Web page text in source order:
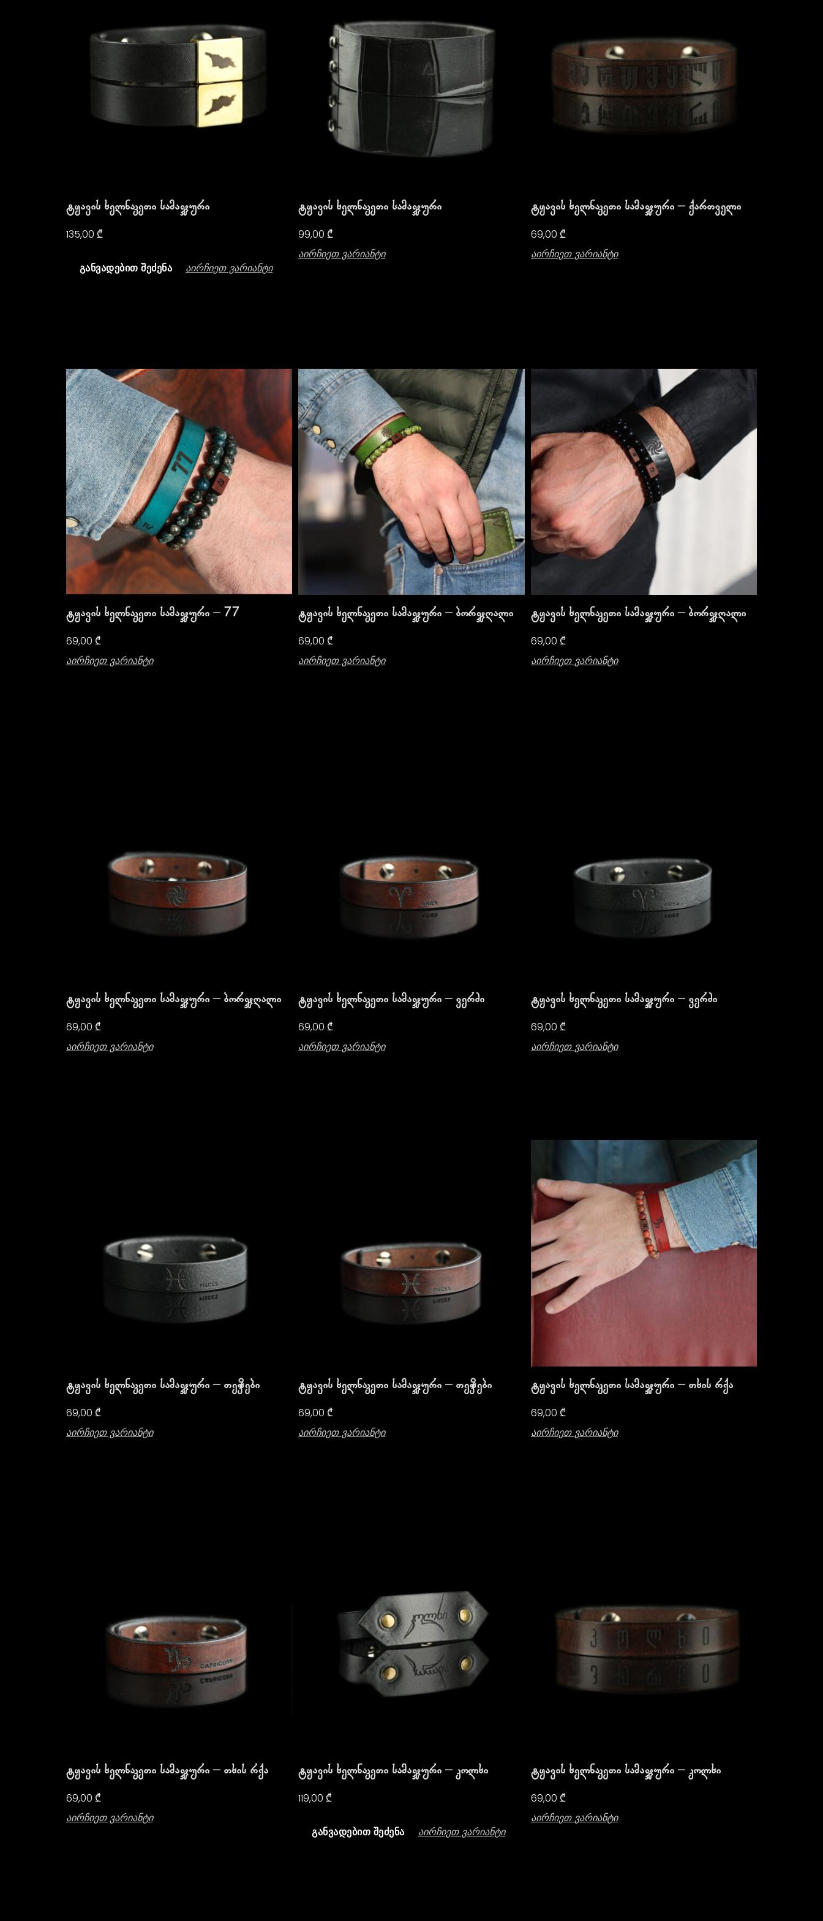
Ტყავის Ხელნაკეთი Სამაჯური
135,00 ₾
ᲒᲐᲜᲕᲐᲓᲔᲑᲘᲗ ᲨᲔᲫᲔᲜᲐ Აირჩიეთ Ვარიანტი
Ტყავის Ხელნაკეთი Სამაჯური
99,00₾
Აირჩიეთ Ვარიანტი
Ტყავის Ხელნაკეთი Სამაჯური – Ქართველი
69,00 ₾
Აირჩიეთ Ვარიანტი
Ტყავის Ხელნაკეთი Სამაჯური – 77
69,00 ₾
Აირჩიეთ Ვარიანტი
Ტყავის Ხელნაკეთი Სამაჯური – Ბორჯღალი
69,00₾
Აირჩიეთ Ვარიანტი
Ტყავის Ხელნაკეთი Სამაჯური – Ბორჯღალი
69,00 ₾
Აირჩიეთ Ვარიანტი
Ტყავის Ხელნაკეთი Სამაჯური – Ბორჯღალი
69,00 ₾
Აირჩიეთ Ვარიანტი
Ტყავის Ხელნაკეთი Სამაჯური – Ვერძი
69,00₾
Აირჩიეთ Ვარიანტი
Ტყავის Ხელნაკეთი Სამაჯური – Ვერძი
69,00 ₾
Აირჩიეთ Ვარიანტი
Ტყავის Ხელნაკეთი Სამაჯური – Თევზები
69,00 ₾
Აირჩიეთ Ვარიანტი
Ტყავის Ხელნაკეთი Სამაჯური – Თევზები
69,00₾
Აირჩიეთ Ვარიანტი
Ტყავის Ხელნაკეთი Სამაჯური – Თხის Რქა
69,00 ₾
Აირჩიეთ Ვარიანტი
Ტყავის Ხელნაკეთი Სამაჯური – Თხის Რქა
69,00 ₾
Აირჩიეთ Ვარიანტი
Ტყავის Ხელნაკეთი Სამაჯური – Კოლხი
119,00₾
ᲒᲐᲜᲕᲐᲓᲔᲑᲘᲗ ᲨᲔᲫᲔᲜᲐ Აირჩიეთ Ვარიანტი
Ტყავის Ხელნაკეთი Სამაჯური – Კოლხი
69,00 ₾
Აირჩიეთ Ვარიანტი